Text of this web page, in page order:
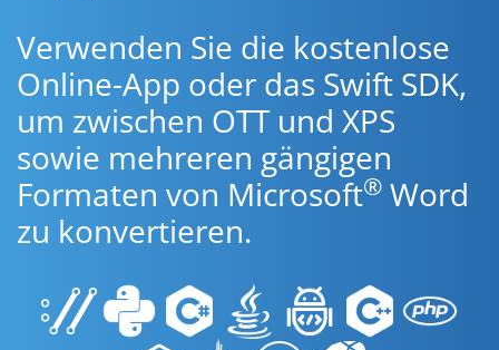
Verwenden Sie die kostenlose
Online-App oder das Swift SDK,
um zwischen OTT und XPS
sowie mehreren gängigen
Formaten von Microsoft® Word
zu konvertieren.